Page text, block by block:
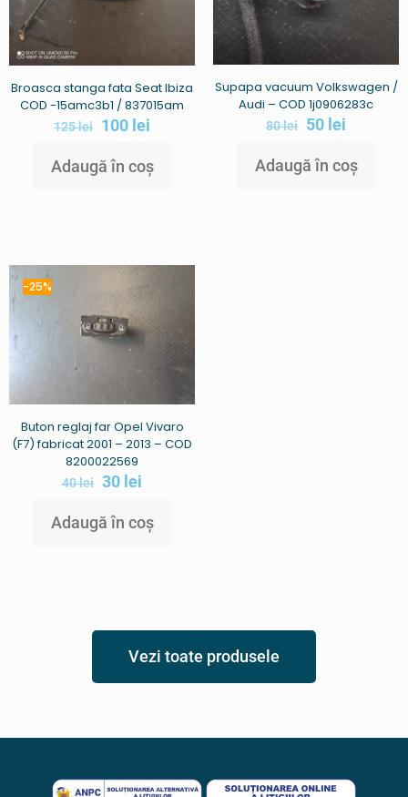
Broasca stanga fata Seat Ibiza
COD -15amc3b1 / 837015am
125lei 100 lei
Adaugă în coș
Supapa vacuum Volkswagen /
Audi – COD 1j0906283c
80lei 50 lei
Adaugă în coș
-25%
Buton reglaj far Opel Vivaro
(F7) fabricat 2001 – 2013 – COD
8200022569
40lei 30 lei
Adaugă în coș
Vezi toate produsele